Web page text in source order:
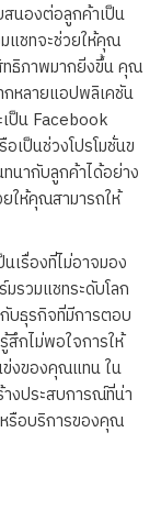
สนองต่อลูกค้าเป็น
แชทจะช่วยให้คุณ
ทธิภาพมากยิ่งขึ้น คุณ
กหลายแอปพลิเคชัน
ป็น Facebook
ป็นช่วงโปรโมชั่นข
นากับลูกค้าได้อย่าง
ให้คุณสามารถให้
เรื่องที่ไม่อาจมอง
รวมแชทระดับโลก
บธุรกิจที่มีการตอบ
สึกไม่พอใจการให้
ข่งของคุณแทน ใน
งประสบการณ์ที่น่า
รือบริการของคุณ